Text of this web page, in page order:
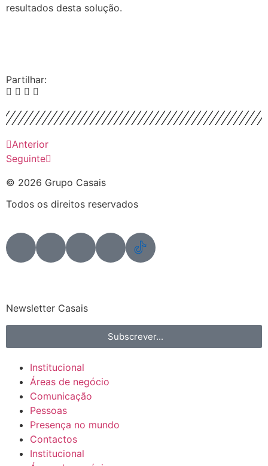
resultados desta solução.
Partilhar:
Anterior
Seguinte
© 2026 Grupo Casais
Todos os direitos reservados
Newsletter Casais
Subscrever...
Institucional
Áreas de negócio
Comunicação
Pessoas
Presença no mundo
Contactos
Institucional